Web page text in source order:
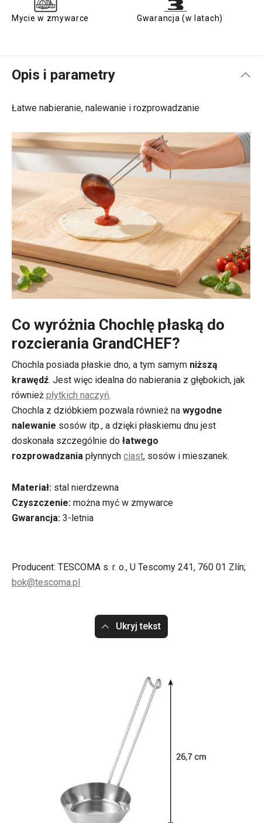
Mycie w zmywarce Gwarancja (w latach)
Opis i parametry
Łatwe nabieranie, nalewanie i rozprowadzanie
Co wyróżnia Chochlę płaską do
rozcierania GrandCHEF?
Chochla posiada płaskie dno, a tym samym niższą
krawędź. Jest więc idealna do nabierania z głębokich, jak
również płytkich naczyń.
Chochla z dzióbkiem pozwala również na wygodne
nalewanie sosów itp., a dzięki płaskiemu dnu jest
doskonała szczególnie do łatwego
rozprowadzania płynnych ciast, sosów i mieszanek.
Materiał: stal nierdzewna
Czyszczenie: można myć w zmywarce
Gwarancja: 3-letnia
Producent: TESCOMA s. r. o., U Tescomy 241, 760 01 Zlín;
bok@tescoma.pl
Ukryj tekst